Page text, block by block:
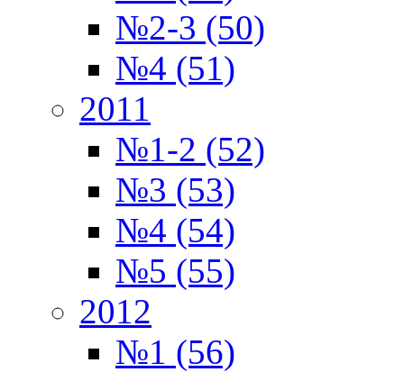
№2-3 (50)
№4 (51)
2011
№1-2 (52)
№3 (53)
№4 (54)
№5 (55)
2012
№1 (56)